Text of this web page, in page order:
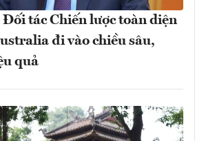
tác Chiến lược toàn diện
đi vào chiều sâu,
quả